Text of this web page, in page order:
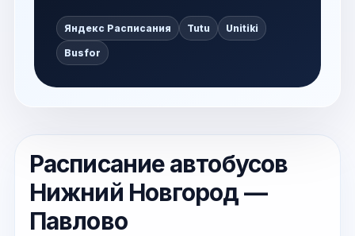
Яндекс Расписания Tutu Unitiki
Busfor
Расписание автобусов
Нижний Новгород —
Павлово